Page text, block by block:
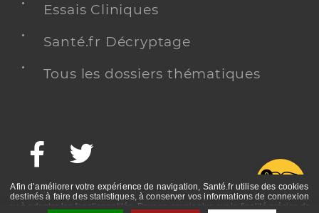
Essais Cliniques
Santé.fr Décryptage
Tous les dossiers thématiques
Facebook
Afin d’améliorer votre expérience de navigation, Santé.fr utilise des cookies
destinés à faire des statistiques, à conserver vos informations de connexion
ou à adapter les fonctionnalités. Pour en savoir plus sur la finalité précise de